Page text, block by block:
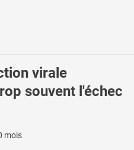
virale
souvent l'échec
mois